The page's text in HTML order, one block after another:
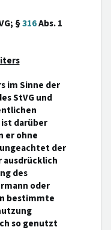
§316Abs. 1
im Sinne der
StVG und
darüber
er ohne
der
des
oder
bestimmte
so genutzt